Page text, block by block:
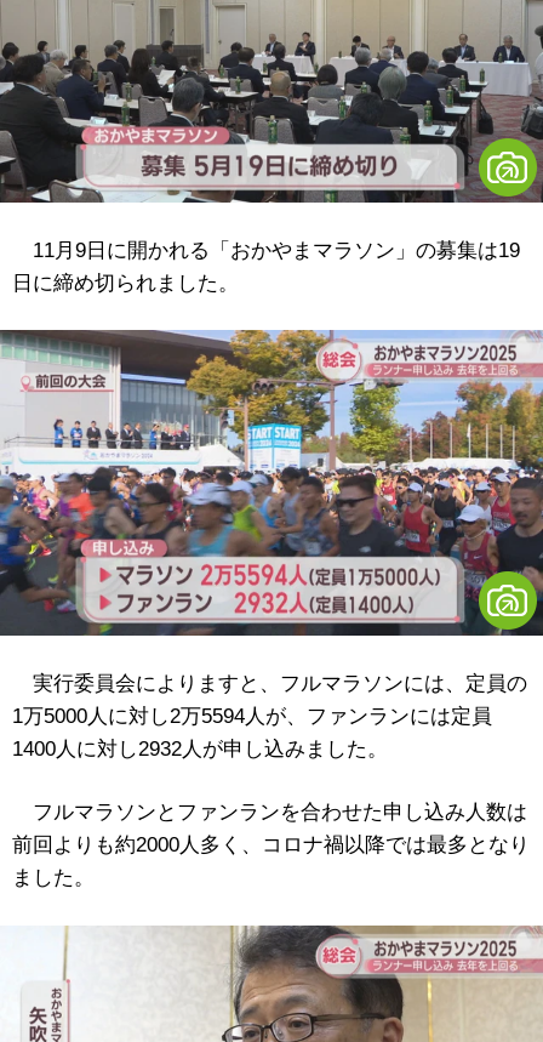
11月9日に開かれる「おかやまマラソン」の募集は19
日に締め切られました。
実行委員会によりますと、フルマラソンには、定員の
1万5000人に対し2万5594人が、ファンランには定員
1400人に対し2932人が申し込みました。
フルマラソンとファンランを合わせた申し込み人数は
前回よりも約2000人多く、コロナ禍以降では最多となり
ました。